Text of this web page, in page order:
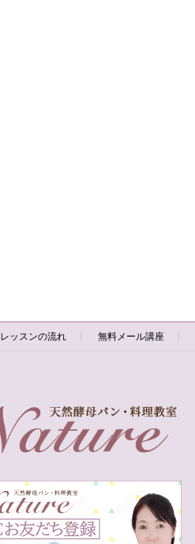
レッスンの流れ 無料メール講座